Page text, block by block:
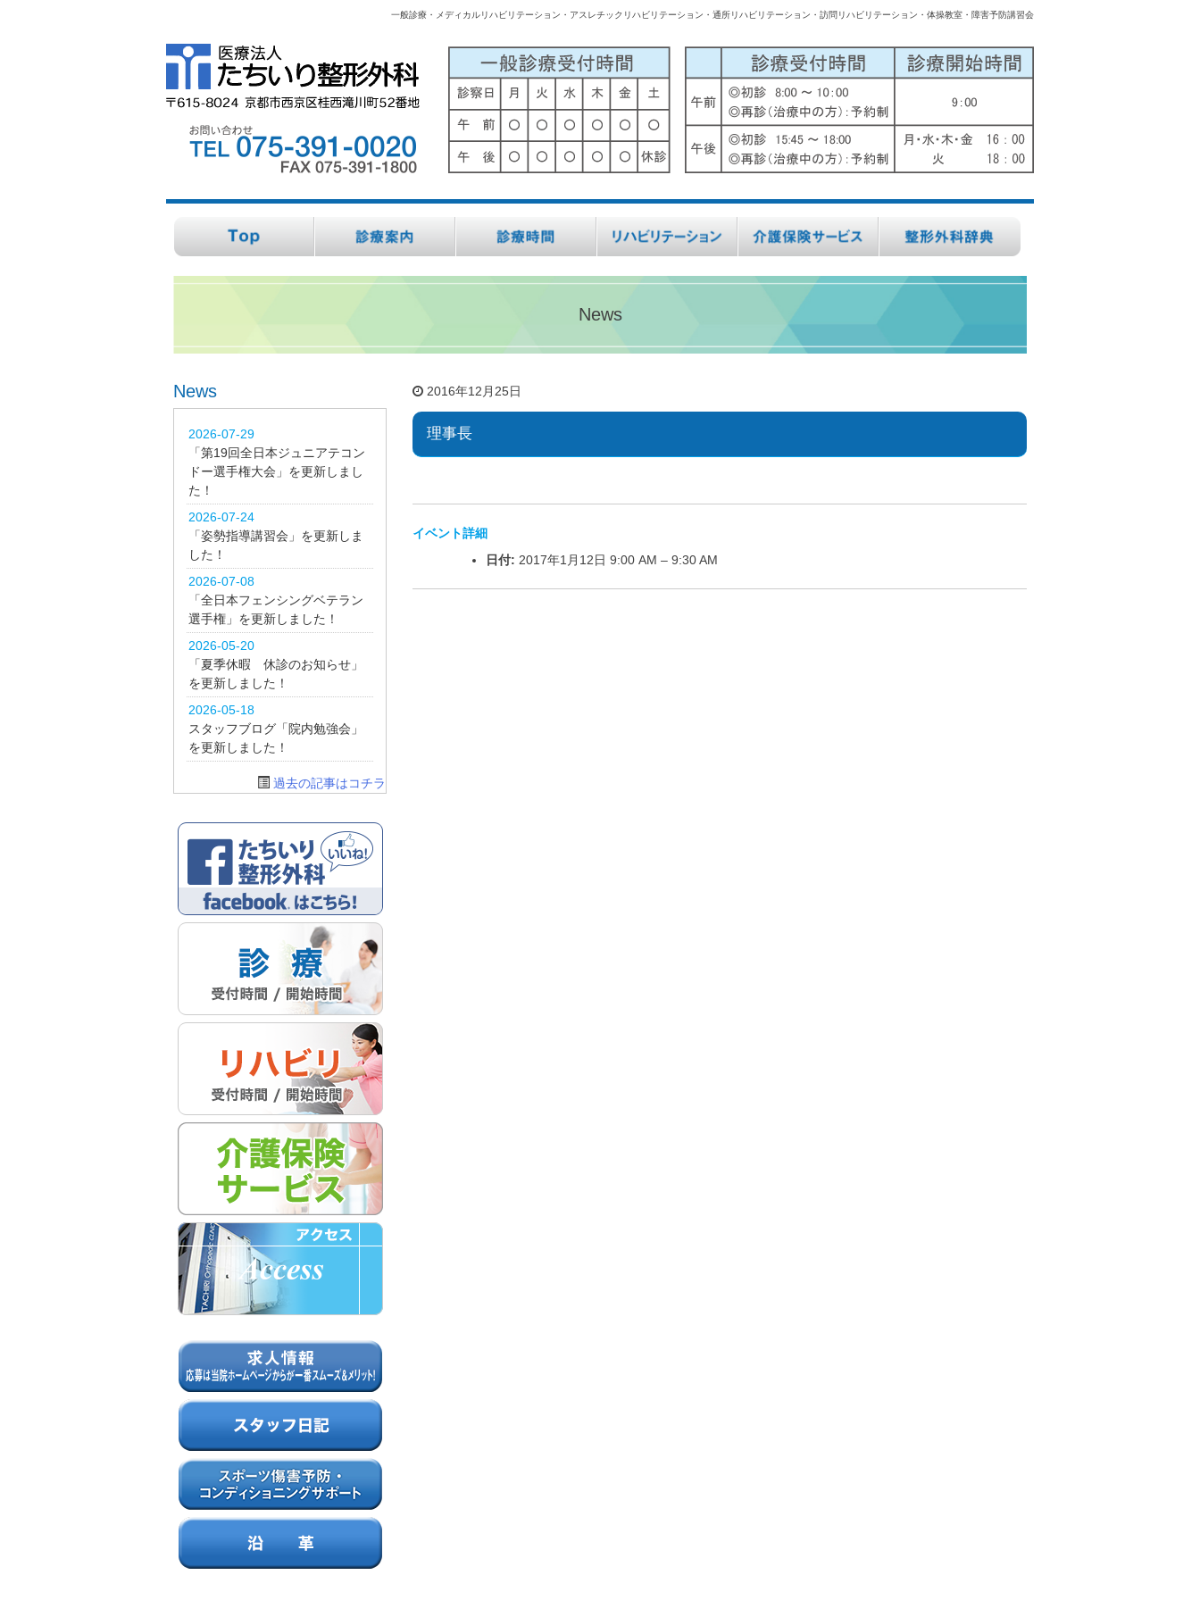
一般診療・メディカルリハビリテーション・アスレチックリハビリテーション・通所リハビリテーション・訪問リハビリテーション・体操教室・障害予防講習会
News
2016年12月25日
理事長
イベント詳細
日付: 2017年1月12日 9:00 AM – 9:30 AM
News
2026-07-29
「第19回全日本ジュニアテコン
ドー選手権大会」を更新しまし
た！
2026-07-24
「姿勢指導講習会」を更新しま
した！
2026-07-08
「全日本フェンシングベテラン
選手権」を更新しました！
2026-05-20
「夏季休暇 休診のお知らせ」
を更新しました！
2026-05-18
スタッフブログ「院内勉強会」
を更新しました！
過去の記事はコチラ